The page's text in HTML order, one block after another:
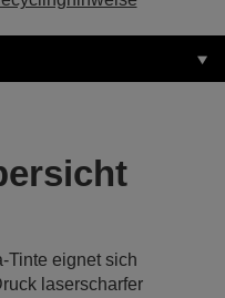
Tinte eignet sich
laserscharfer